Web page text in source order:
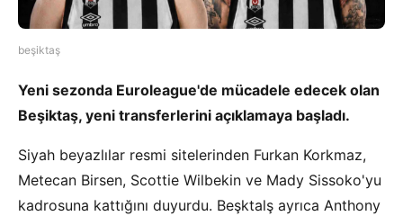
beşiktaş
Yeni sezonda Euroleague'de mücadele edecek olan
Beşiktaş, yeni transferlerini açıklamaya başladı.
Siyah beyazlılar resmi sitelerinden Furkan Korkmaz,
Metecan Birsen, Scottie Wilbekin ve Mady Sissoko'yu
kadrosuna kattığını duyurdu. Beşktalş ayrıca Anthony